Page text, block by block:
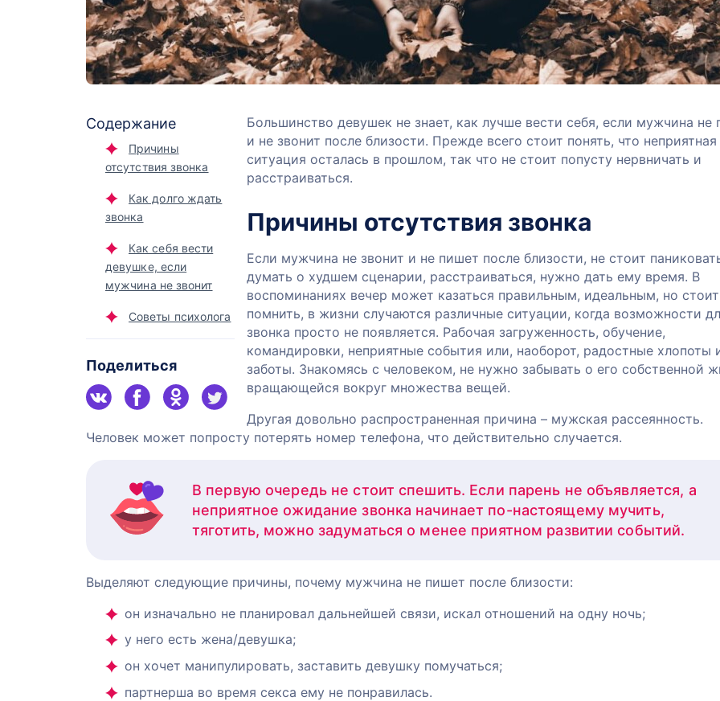
Содержание
Причины
отсутствия звонка
Как долго ждать
звонка
Как себя вести
девушке, если
мужчина не звонит
Советы психолога
Поделиться
Большинство девушек не знает, как лучше вести себя, если мужчина не
и не звонит после близости. Прежде всего стоит понять, что неприятная
ситуация осталась в прошлом, так что не стоит попусту нервничать и
расстраиваться.
Причины отсутствия звонка
Если мужчина не звонит и не пишет после близости, не стоит
думать о худшем сценарии, расстраиваться, нужно дать ему время. В
воспоминаниях вечер может казаться правильным, идеальным, но стоит
помнить, в жизни случаются различные ситуации, когда возможности
звонка просто не появляется. Рабочая загруженность, обучение,
командировки, неприятные события или, наоборот, радостные хлопоты
заботы. Знакомясь с человеком, не нужно забывать о его собственной
вращающейся вокруг множества вещей.
Другая довольно распространенная причина – мужская рассеянность.
Человек может попросту потерять номер телефона, что действительно случается.
В первую очередь не стоит спешить. Если парень не объявляется, а
неприятное ожидание звонка начинает по-настоящему мучить,
тяготить, можно задуматься о менее приятном развитии событий.
Выделяют следующие причины, почему мужчина не пишет после близости:
он изначально не планировал дальнейшей связи, искал отношений на одну ночь;
у него есть жена/девушка;
он хочет манипулировать, заставить девушку помучаться;
партнерша во время секса ему не понравилась.